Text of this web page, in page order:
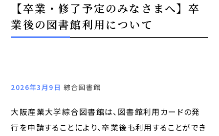
【卒業・修了予定のみなさまへ】卒
業後の図書館利用について
2026年3月9日 綜合図書館
大阪産業大学綜合図書館は、図書館利用カードの発
行を申請することにより、卒業後も利用することができ